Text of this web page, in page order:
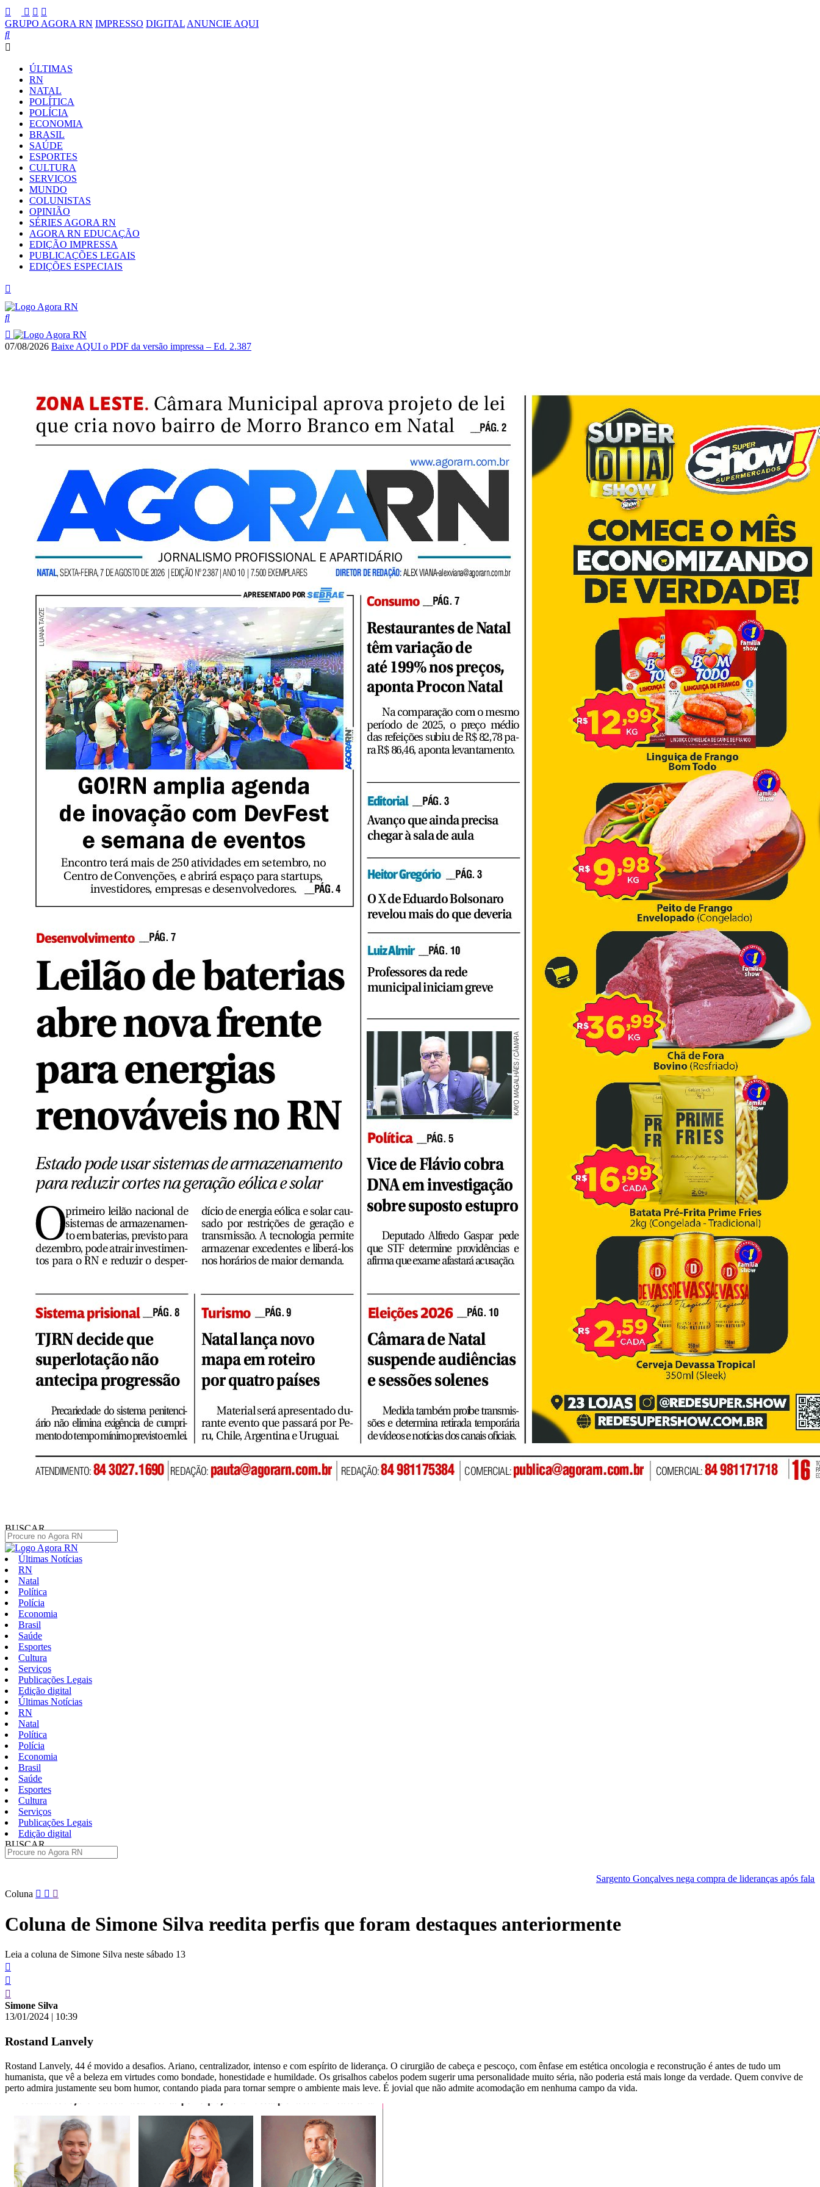
GRUPO AGORA RN IMPRESSO DIGITAL ANUNCIE AQUI
ÚLTIMAS
RN
NATAL
POLÍTICA
POLÍCIA
ECONOMIA
BRASIL
SAÚDE
ESPORTES
CULTURA
SERVIÇOS
MUNDO
COLUNISTAS
OPINIÃO
SÉRIES AGORA RN
AGORA RN EDUCAÇÃO
EDIÇÃO IMPRESSA
PUBLICAÇÕES LEGAIS
EDIÇÕES ESPECIAIS
07/08/2026 Baixe AQUI o PDF da versão impressa – Ed. 2.387
BUSCAR
Últimas Notícias
RN
Natal
Política
Polícia
Economia
Brasil
Saúde
Esportes
Cultura
Serviços
Publicações Legais
Edição digital
Últimas Notícias
RN
Natal
Política
Polícia
Economia
Brasil
Saúde
Esportes
Cultura
Serviços
Publicações Legais
Edição digital
BUSCAR
Sargento Gonçalves nega compra de lideranças após fala controversa em
Pular
conteúdo
Coluna
Coluna de Simone Silva reedita perfis que foram destaques anteriormente
Leia a coluna de Simone Silva neste sábado 13
Simone Silva
13/01/2024 | 10:39
Rostand Lanvely
Rostand Lanvely, 44 é movido a desafios. Ariano, centralizador, intenso e com espírito de liderança. O cirurgião de cabeça e pescoço, com ênfase em estética oncologia e reconstrução é antes de tudo um
humanista, que vê a beleza em virtudes como bondade, honestidade e humildade. Os grisalhos cabelos podem sugerir uma personalidade muito séria, não poderia está mais longe da verdade. Quem convive de
perto admira justamente seu bom humor, contando piada para tornar sempre o ambiente mais leve. É jovial que não admite acomodação em nenhuma campo da vida.